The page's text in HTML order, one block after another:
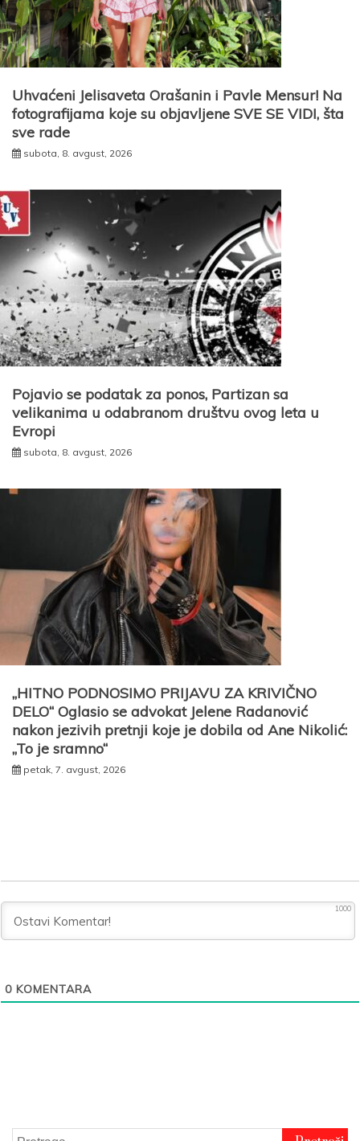
Uhvaćeni Jelisaveta Orašanin i Pavle Mensur! Na
fotografijama koje su objavljene SVE SE VIDI, šta
sve rade
subota, 8. avgust, 2026
Pojavio se podatak za ponos, Partizan sa
velikanima u odabranom društvu ovog leta u
Evropi
subota, 8. avgust, 2026
„HITNO PODNOSIMO PRIJAVU ZA KRIVIČNO
DELO“ Oglasio se advokat Jelene Radanović
nakon jezivih pretnji koje je dobila od Ane Nikolić:
„To je sramno“
petak, 7. avgust, 2026
1000
0 KOMENTARA
Pretraga